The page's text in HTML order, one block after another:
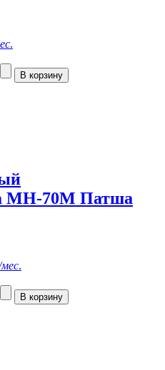
.
МН-70М Патша
.